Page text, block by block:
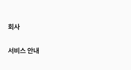
회사
서비스 안내